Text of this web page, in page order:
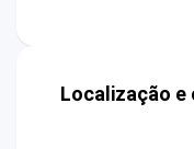
Localização